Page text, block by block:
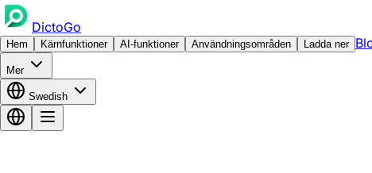
DictoGo
Hem Kärnfunktioner AI-funktioner Användningsområden Ladda ner
Mer
Swedish